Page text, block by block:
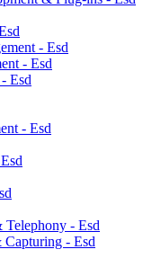
- Esd
- Esd
Esd
- Esd
- Esd
- Esd